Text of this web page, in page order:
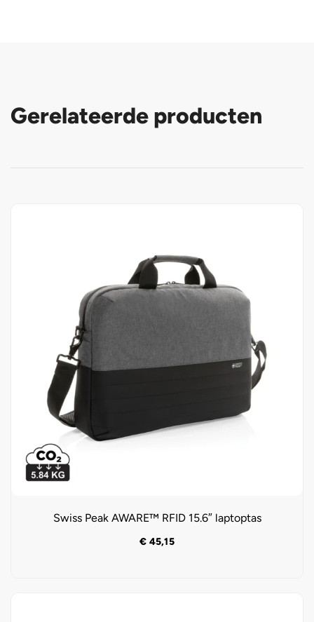
Gerelateerde producten
Swiss Peak AWARE™ RFID 15.6″ laptoptas
€ 45,15